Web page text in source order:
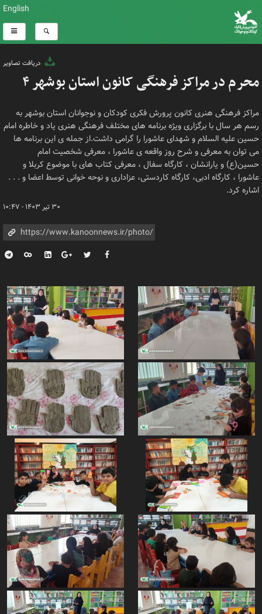
English
دریافت تصاویر
محرم در مراکز فرهنگی کانون استان بوشهر ۴
مراکز فرهنگی هنری کانون پرورش فکری کودکان و نوجوانان استان بوشهر به
رسم هر سال با برگزاری ویژه برنامه های مختلف فرهنگی هنری یاد و خاطره امام
حسین علیه السلام و شهدای عاشورا را گرامی داشت.از جمله ی این برنامه ها
می توان به معرفی و شرح روز واقعه ی عاشورا ، معرفی شخصیت امام
حسین(ع) و یارانشان ، کارگاه سفال ، معرفی کتاب های با موضوع کربلا و
عاشورا ، کارگاه ادبی، کارگاه کاردستی، عزاداری و نوحه خوانی توسط اعضا و . . .
اشاره کرد.
۳۰ تیر ۱۴۰۳ - ۱۰:۴۷